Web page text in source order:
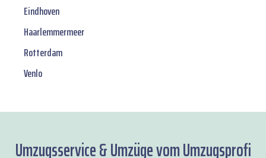
Eindhoven
Haarlemmermeer
Rotterdam
Venlo
Umzugsservice & Umzüge vom Umzugsprofi